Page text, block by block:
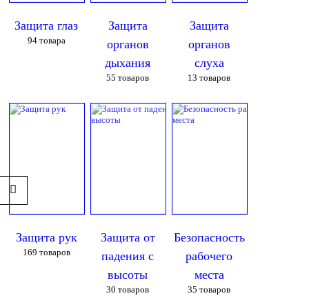
Защита глаз
94товара
Защита
органов
дыхания
55 товаров
Защита
органов
слуха
13 товаров
Защита рук
169 товаров
Защита от
падения с
высоты
30 товаров
Безопасность
рабочего
места
35 товаров